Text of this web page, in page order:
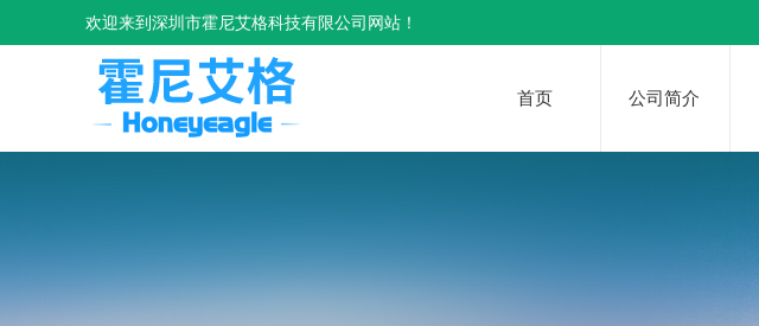
欢迎来到深圳市霍尼艾格科技有限公司网站！
首页 公司简介